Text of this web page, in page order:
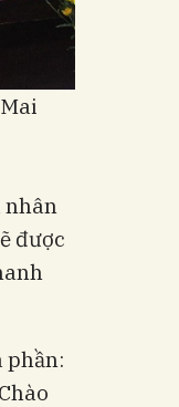
nhân
được
phần: